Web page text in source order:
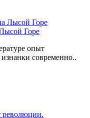
Горе
опыт
современно..